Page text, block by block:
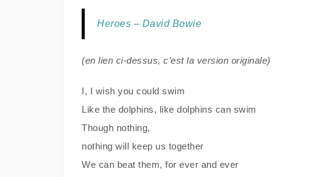
Heroes – David Bowie
(en lien ci-dessus, c’est la version originale)
I, I wish you could swim
Like the dolphins, like dolphins can swim
Though nothing,
nothing will keep us together
We can beat them, for ever and ever